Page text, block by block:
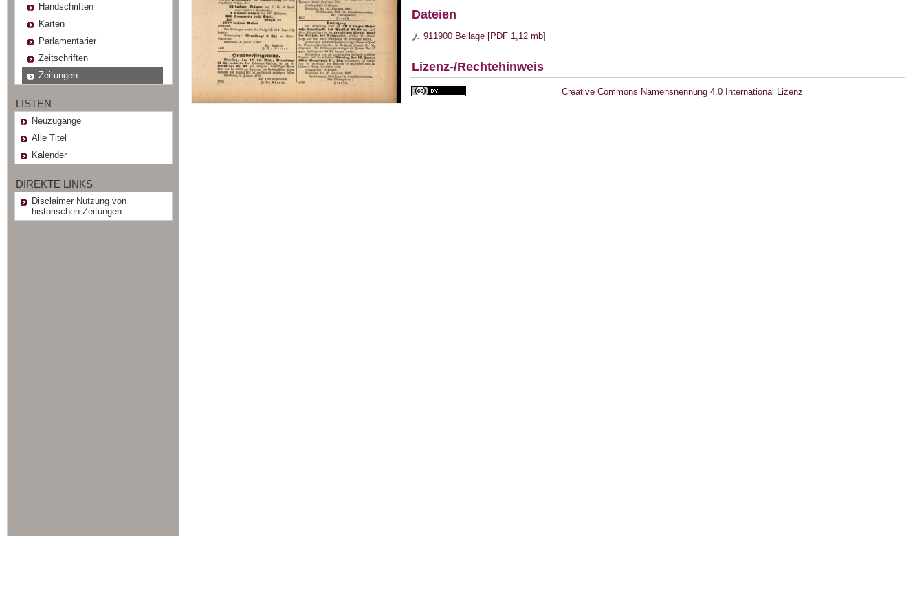
Handschriften
Karten
Parlamentarier
Zeitschriften
Zeitungen
LISTEN
Neuzugänge
Alle Titel
Kalender
DIREKTE LINKS
Disclaimer Nutzung von
historischen Zeitungen
Dateien
911900 Beilage [PDF 1,12 mb]
Lizenz-/Rechtehinweis
Creative Commons Namensnennung 4.0 International Lizenz